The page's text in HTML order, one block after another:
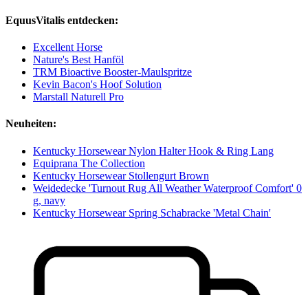
EquusVitalis entdecken:
Excellent Horse
Nature's Best Hanföl
TRM Bioactive Booster-Maulspritze
Kevin Bacon's Hoof Solution
Marstall Naturell Pro
Neuheiten:
Kentucky Horsewear Nylon Halter Hook & Ring Lang
Equiprana The Collection
Kentucky Horsewear Stollengurt Brown
Weidedecke 'Turnout Rug All Weather Waterproof Comfort' 0
g, navy
Kentucky Horsewear Spring Schabracke 'Metal Chain'